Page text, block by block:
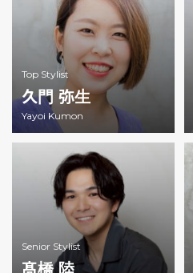
Top Stylist
久門 弥生
Yayoi Kumon
Senior Stylist
髙橋 陸